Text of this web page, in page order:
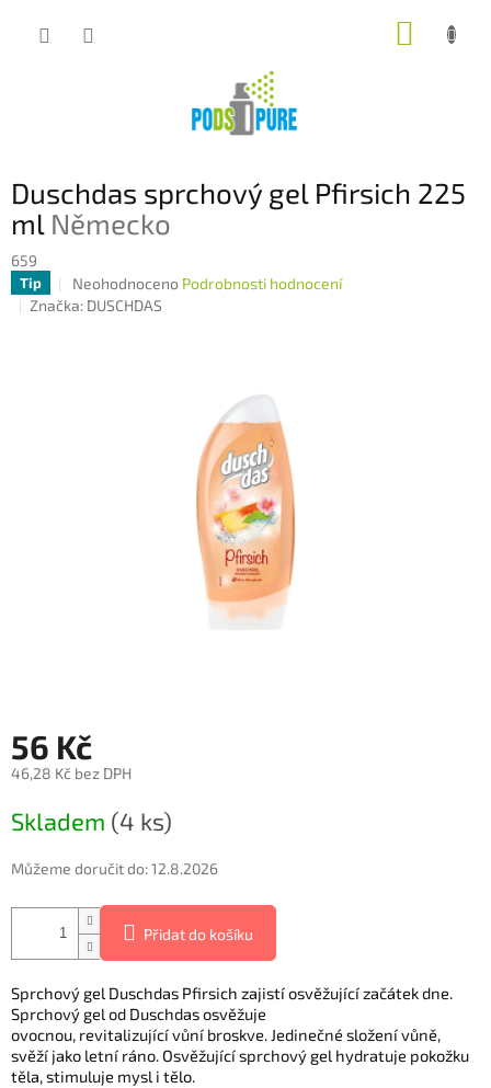
Duschdas sprchový gel Pfirsich 225
ml Německo
659
Tip
Průměrné
hodnocení
Neohodnoceno Podrobnosti hodnocení
Značka: DUSCHDAS
56 Kč
46,28 Kč bez DPH
cena:
Skladem (4 ks)
Můžeme doručit do:12.8.2026
Přidat do košíku
Sprchový gel Duschdas Pfirsich zajistí osvěžující začátek dne.
Sprchový gel od Duschdas osvěžuje
ovocnou, revitalizující vůní broskve. Jedinečné složení vůně,
svěží jako letní ráno. Osvěžující sprchový gel hydratuje pokožku
těla, stimuluje mysl i tělo.